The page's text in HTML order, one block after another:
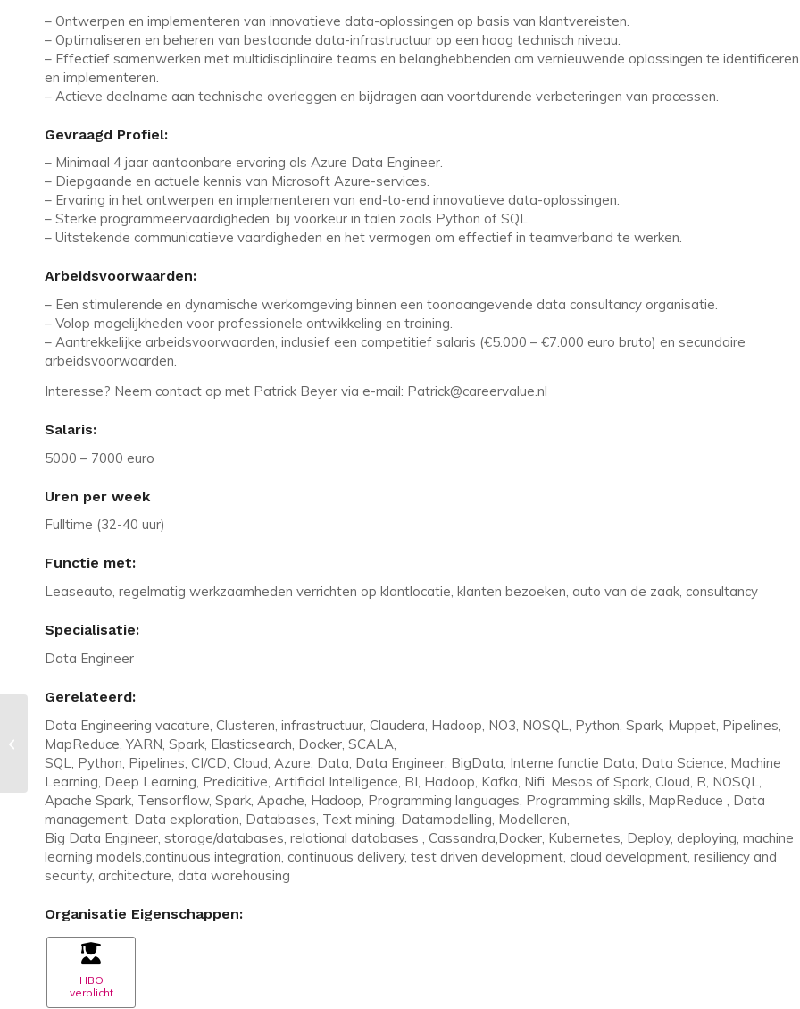
– Ontwerpen en implementeren van innovatieve data-oplossingen op basis van klantvereisten.
– Optimaliseren en beheren van bestaande data-infrastructuur op een hoog technisch niveau.
– Effectief samenwerken met multidisciplinaire teams en belanghebbenden om vernieuwende oplossingen te identificeren
en implementeren.
– Actieve deelname aan technische overleggen en bijdragen aan voortdurende verbeteringen van processen.
Gevraagd Profiel:
– Minimaal 4 jaar aantoonbare ervaring als Azure Data Engineer.
– Diepgaande en actuele kennis van Microsoft Azure-services.
– Ervaring in het ontwerpen en implementeren van end-to-end innovatieve data-oplossingen.
– Sterke programmeervaardigheden, bij voorkeur in talen zoals Python of SQL.
– Uitstekende communicatieve vaardigheden en het vermogen om effectief in teamverband te werken.
Arbeidsvoorwaarden:
– Een stimulerende en dynamische werkomgeving binnen een toonaangevende data consultancy organisatie.
– Volop mogelijkheden voor professionele ontwikkeling en training.
– Aantrekkelijke arbeidsvoorwaarden, inclusief een competitief salaris (€5.000 – €7.000 euro bruto) en secundaire
arbeidsvoorwaarden.
Interesse? Neem contact op met Patrick Beyer via e-mail: Patrick@careervalue.nl
Salaris:
5000 – 7000 euro
Uren per week
Fulltime (32-40 uur)
Functie met:
Leaseauto, regelmatig werkzaamheden verrichten op klantlocatie, klanten bezoeken, auto van de zaak, consultancy
Specialisatie:
Data Engineer
Gerelateerd:
Data Engineering vacature, Clusteren, infrastructuur, Claudera, Hadoop, NO3, NOSQL, Python, Spark, Muppet, Pipelines,
MapReduce, YARN, Spark, Elasticsearch, Docker, SCALA,
SQL, Python, Pipelines, CI/CD, Cloud, Azure, Data, Data Engineer, BigData, Interne functie Data, Data Science, Machine
Learning, Deep Learning, Predicitive, Artificial Intelligence, BI, Hadoop, Kafka, Nifi, Mesos of Spark, Cloud, R, NOSQL,
Apache Spark, Tensorflow, Spark, Apache, Hadoop, Programming languages, Programming skills, MapReduce , Data
management, Data exploration, Databases, Text mining, Datamodelling, Modelleren,
Big Data Engineer, storage/databases, relational databases , Cassandra,Docker, Kubernetes, Deploy, deploying, machine
learning models,continuous integration, continuous delivery, test driven development, cloud development, resiliency and
security, architecture, data warehousing
Organisatie Eigenschappen:
HBO
verplicht
Vacature in Apeldoorn: IT Support
Consultant | ERP Software | 32-40
uur